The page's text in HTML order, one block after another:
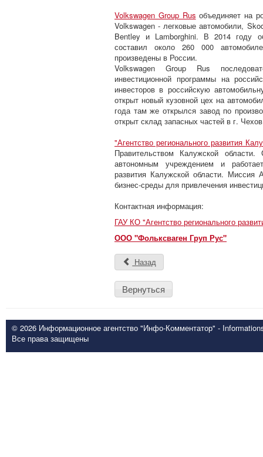
Volkswagen Group Rus объединяет на
Volkswagen - легковые автомобили,
Bentley и Lamborghini. В 2014 году
составил около 260 000
произведены в России.
Volkswagen Group Rus
инвестиционной программы на
инвесторов в российскую
открыт новый кузовной цех на
года там же открылся завод по
открыт склад запасных частей в г.
"Агентство регионального развития
Правительством Калужской
автономным учреждением и
развития Калужской области. Миссия
бизнес-среды для привлечения
Контактная информация:
ГАУ КО "Агентство регионального
ООО "Фольксваген Груп Рус"
Назад
Вернуться
© 2026 Информационное агентство "Инфо-Комментатор" -
Все права защищены